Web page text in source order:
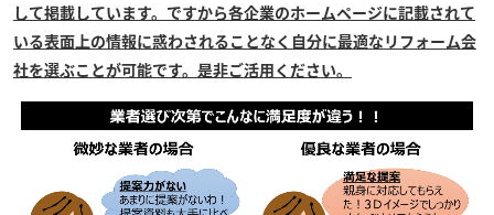
して掲載しています。ですから各企業のホームページに記載されて
いる表面上の情報に惑わされることなく自分に最適なリフォーム会
社を選ぶことが可能です。是非ご活用ください。